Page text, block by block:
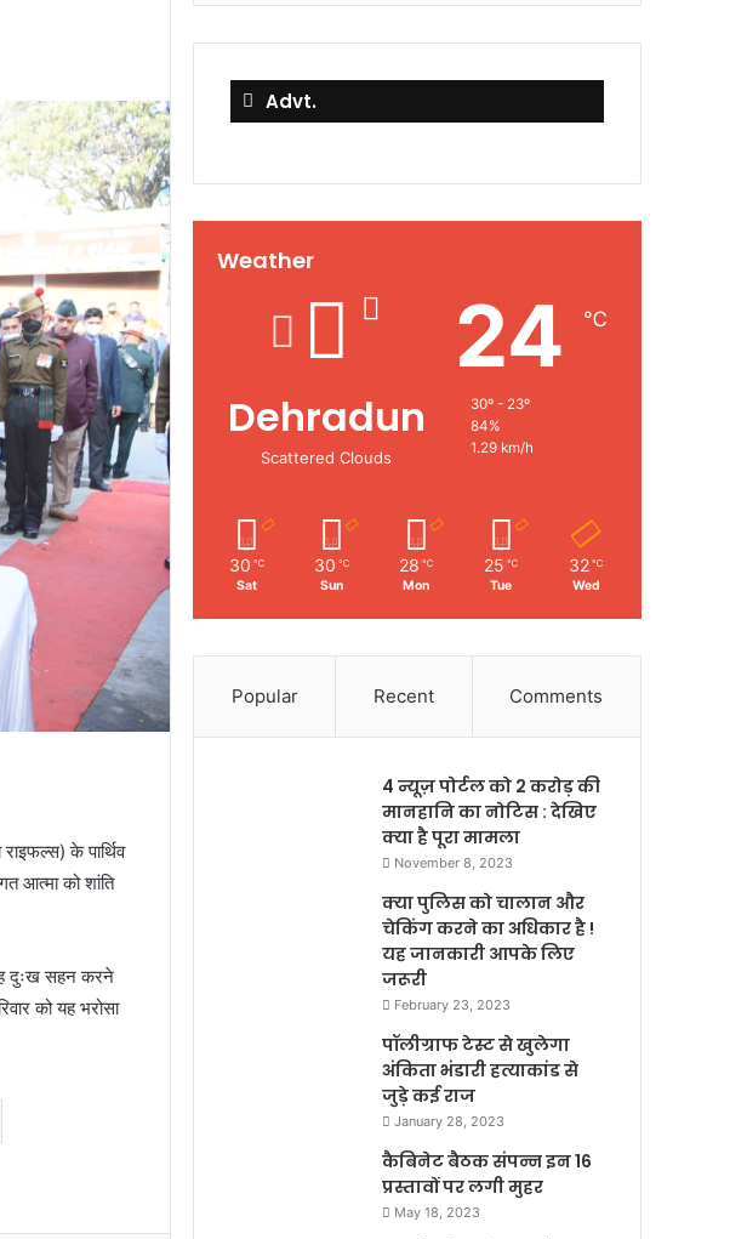
के पार्थिव
आत्मा को शांति
दुःख सहन करने
को यह भरोसा
Advt.
Weather
Dehradun
Scattered Clouds
24 ℃
30º - 23º
84%
1.29 km/h
30 ℃
Sat
30 ℃
Sun
28 ℃
Mon
25 ℃
Tue
32 ℃
Wed
Popular Recent Comments
4 न्यूज़ पोर्टल को 2 करोड़ की
मानहानि का नोटिस : देखिए
क्या है पूरा मामला
November 8, 2023
क्या पुलिस को चालान और
चेकिंग करने का अधिकार है !
यह जानकारी आपके लिए
जरूरी
February 23, 2023
पॉलीग्राफ टेस्ट से खुलेगा
अंकिता भंडारी हत्याकांड से
जुड़े कई राज
January 28, 2023
कैबिनेट बैठक संपन्न इन 16
प्रस्तावों पर लगी मुहर
May 18, 2023